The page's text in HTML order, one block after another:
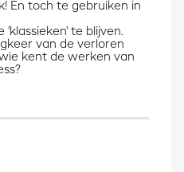
En toch te gebruiken in
'klassieken' te blijven.
van de verloren
kent de werken van